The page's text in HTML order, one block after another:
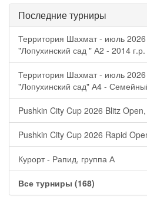
Последние турниры
Территория Шахмат - июль
"Лопухинский сад " А2 - 2014
Территория Шахмат - июль
"Лопухинский сад" А4 -
Pushkin City Cup 2026 Blitz
Pushkin City Cup 2026 Rapid
Курорт - Рапид, группа А
Все турниры (168)